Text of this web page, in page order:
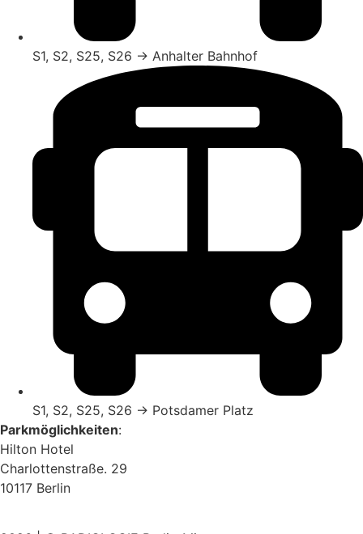
S1, S2, S25, S26 → Anhalter Bahnhof
S1, S2, S25, S26 → Potsdamer Platz
Parkmöglichkeiten:
Hilton Hotel
Charlottenstraße. 29
10117 Berlin